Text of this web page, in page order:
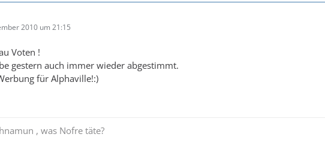
2010 um 21:15
Voten !
gestern auch immer wieder abgestimmt.
für Alphaville!:)
, was Nofre täte?